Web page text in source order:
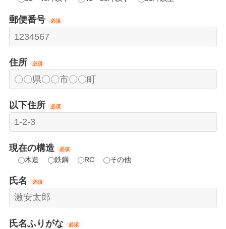
郵便番号 必須
住所 必須
以下住所 必須
現在の構造 必須
木造 鉄鋼 RC その他
氏名 必須
氏名ふりがな 必須